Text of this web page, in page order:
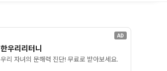
AD
한우리리터니
우리 자녀의 문해력 진단! 무료로 받아보세요.